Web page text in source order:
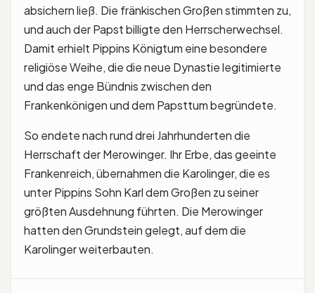
absichern ließ. Die fränkischen Großen stimmten zu,
und auch der Papst billigte den Herrscherwechsel.
Damit erhielt Pippins Königtum eine besondere
religiöse Weihe, die die neue Dynastie legitimierte
und das enge Bündnis zwischen den
Frankenkönigen und dem Papsttum begründete.
So endete nach rund drei Jahrhunderten die
Herrschaft der Merowinger. Ihr Erbe, das geeinte
Frankenreich, übernahmen die Karolinger, die es
unter Pippins Sohn Karl dem Großen zu seiner
größten Ausdehnung führten. Die Merowinger
hatten den Grundstein gelegt, auf dem die
Karolinger weiterbauten.